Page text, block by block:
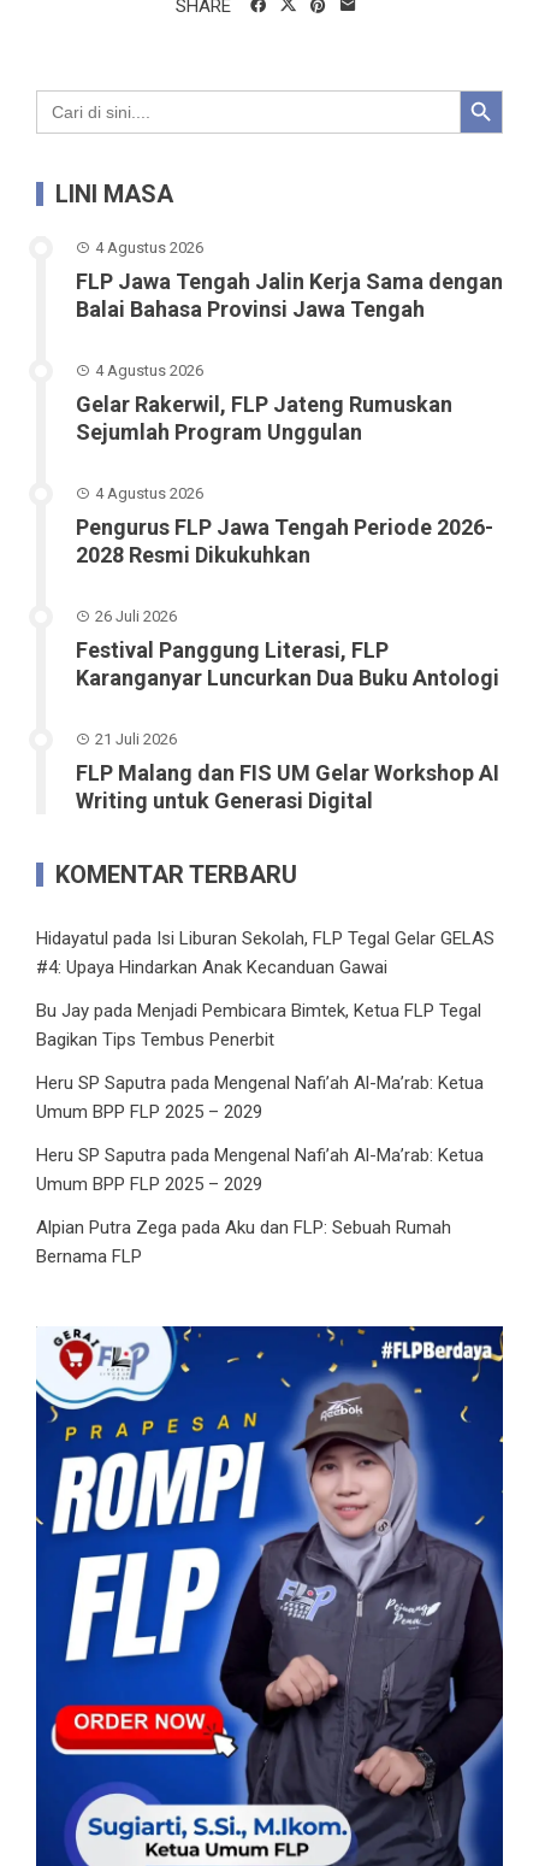
SHARE
Search
for:
Search Button
LINI MASA
4 Agustus 2026
FLP Jawa Tengah Jalin Kerja Sama dengan
Balai Bahasa Provinsi Jawa Tengah
4 Agustus 2026
Gelar Rakerwil, FLP Jateng Rumuskan
Sejumlah Program Unggulan
4 Agustus 2026
Pengurus FLP Jawa Tengah Periode 2026-
2028 Resmi Dikukuhkan
26 Juli 2026
Festival Panggung Literasi, FLP
Karanganyar Luncurkan Dua Buku Antologi
21 Juli 2026
FLP Malang dan FIS UM Gelar Workshop AI
Writing untuk Generasi Digital
KOMENTAR TERBARU
Hidayatul pada Isi Liburan Sekolah, FLP Tegal Gelar GELAS
#4: Upaya Hindarkan Anak Kecanduan Gawai
Bu Jay pada Menjadi Pembicara Bimtek, Ketua FLP Tegal
Bagikan Tips Tembus Penerbit
Heru SP Saputra pada Mengenal Nafi’ah Al-Ma’rab: Ketua
Umum BPP FLP 2025 – 2029
Heru SP Saputra pada Mengenal Nafi’ah Al-Ma’rab: Ketua
Umum BPP FLP 2025 – 2029
Alpian Putra Zega pada Aku dan FLP: Sebuah Rumah
Bernama FLP